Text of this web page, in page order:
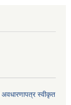
अवधारणापत्र स्वीकृत